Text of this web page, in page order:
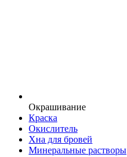
Окрашивание
Краска
Окислитель
Хна для бровей
Минеральные растворы